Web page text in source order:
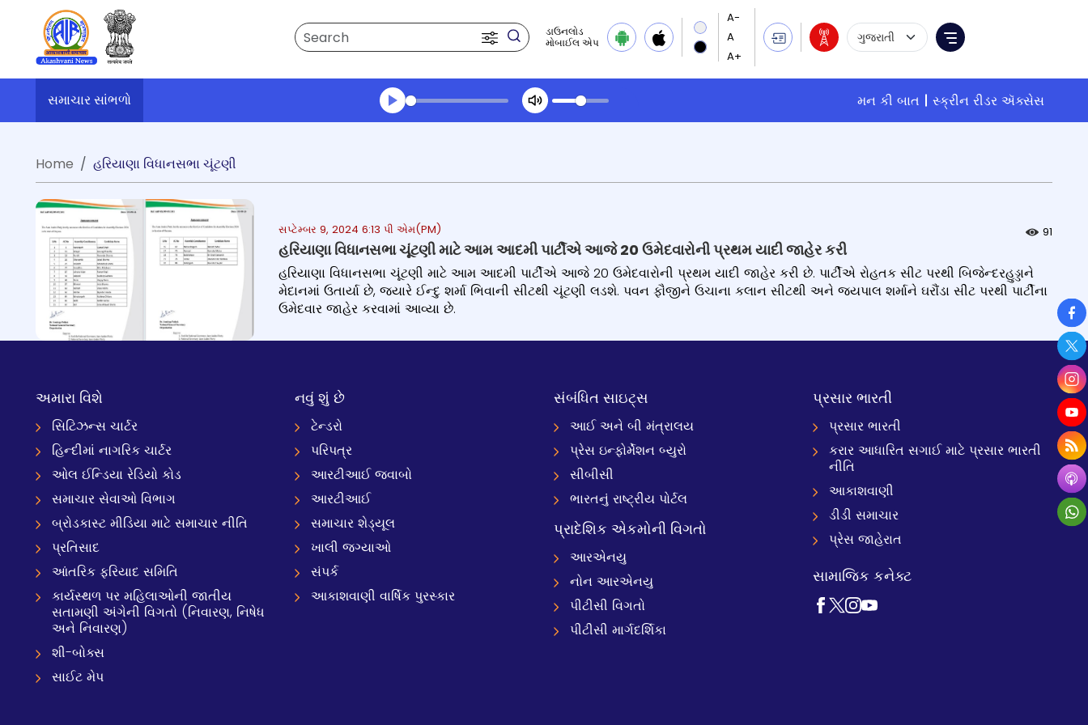
Search
ડાઉનલોડ
મોબાઈલ એપ
Language Selection
Menu
સમાચાર સાંભળો મન કી બાત
સ્ક્રીન રીડર ઍક્સેસ
Transcript summary
Home
હરિયાણા વિધાનસભા ચૂંટણી
સપ્ટેમ્બર 9, 2024 6:13 પી એમ(PM) 91
હરિયાણા વિધાનસભા ચૂંટણી માટે આમ આદમી પાર્ટીએ આજે 20 ઉમેદવારોની પ્રથમ યાદી જાહેર કરી
હરિયાણા વિધાનસભા ચૂંટણી માટે આમ આદમી પાર્ટીએ આજે 20 ઉમેદવારોની પ્રથમ યાદી જાહેર કરી છે. પાર્ટીએ રોહતક સીટ પરથી બિજેન્દરહુડ્ડાને
મેદાનમાં ઉતાર્યા છે, જ્યારે ઈન્દુ શર્મા ભિવાની સીટથી ચૂંટણી લડશે. પવન ફૌજીને ઉચાના કલાન સીટથી અને જયપાલ શર્માને ઘરૌંડા સીટ પરથી પાર્ટીના
ઉમેદવાર જાહેર કરવામાં આવ્યા છે.
અમારા વિશે
સિટિઝન્સ ચાર્ટર
હિન્દીમાં નાગરિક ચાર્ટર
ઓલ ઈન્ડિયા રેડિયો કોડ
સમાચાર સેવાઓ વિભાગ
બ્રોડકાસ્ટ મીડિયા માટે સમાચાર નીતિ
પ્રતિસાદ
આંતરિક ફરિયાદ સમિતિ
કાર્યસ્થળ પર મહિલાઓની જાતીય
સતામણી અંગેની વિગતો (નિવારણ, નિષેધ
અને નિવારણ)
શી-બોક્સ
સાઈટ મેપ
નવું શું છે
ટેન્ડરો
પરિપત્ર
આરટીઆઈ જવાબો
આરટીઆઈ
સમાચાર શેડ્યૂલ
ખાલી જગ્યાઓ
સંપર્ક
આકાશવાણી વાર્ષિક પુરસ્કાર
સંબંધિત સાઇટ્સ
આઈ અને બી મંત્રાલય
પ્રેસ ઇન્ફોર્મેશન બ્યુરો
સીબીસી
ભારતનું રાષ્ટ્રીય પોર્ટલ
પ્રાદેશિક એકમોની વિગતો
આરએનયુ
નોન આરએનયુ
પીટીસી વિગતો
પીટીસી માર્ગદર્શિકા
પ્રસાર ભારતી
પ્રસાર ભારતી
કરાર આધારિત સગાઈ માટે પ્રસાર ભારતી
નીતિ
આકાશવાણી
ડીડી સમાચાર
પ્રેસ જાહેરાત
સામાજિક કનેક્ટ